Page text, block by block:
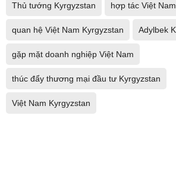
Thủ tướng Kyrgyzstan hợp tác Việt
quan hệ Việt Nam Kyrgyzstan Adylbek
gặp mặt doanh nghiệp Việt Nam
thúc đẩy thương mại đầu tư Kyrgyzstan
Việt Nam Kyrgyzstan